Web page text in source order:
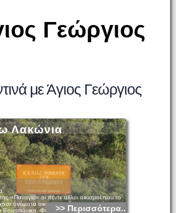
Γεώργιος
με Άγιος Γεώργιος
Λακώνια
«Παναγία» οι πέντε άλλοι οικισμοί που το
ονόματα οικογενειακά, τα περισσότερα
Βενετσιάνικα -Φιορέτζηδες, Καρτέρηδες,
>> Περισσότερα...